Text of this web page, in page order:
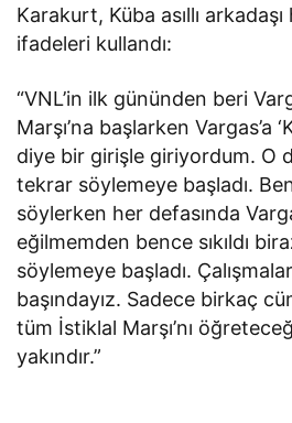
Karakurt, Küba asıllı arkadaşı
ifadeleri kullandı:
“VNL’in ilk gününden beri
Marşı’na başlarken Vargas’a
diye bir girişle giriyordum. O
tekrar söylemeye başladı.
söylerken her defasında
eğilmemden bence sıkıldı
söylemeye başladı.
başındayız. Sadece birkaç
tüm İstiklal Marşı’nı
yakındır.”